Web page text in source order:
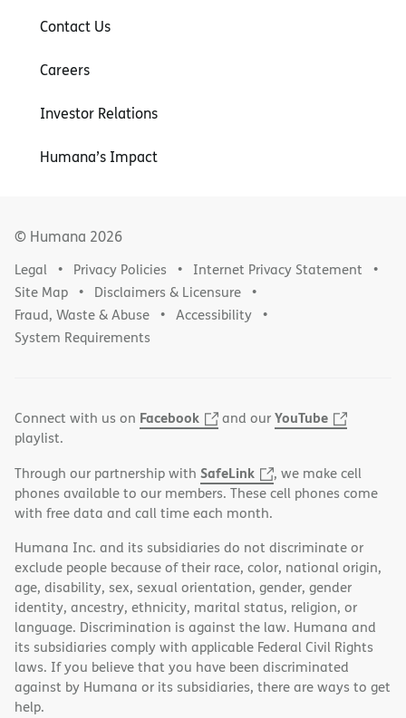
Contact Us
Careers
Investor Relations
Humana’s Impact
© Humana 2026
Legal Privacy Policies
Internet Privacy Statement
Site Map
Disclaimers & Licensure
Fraud, Waste & Abuse
Accessibility
System Requirements
Connect with us on Facebook and ourYouTube
playlist.
Through our partnership with SafeLink
, we make cell
phones available to our members. These cell phones come
with free data and call time each month.
Humana Inc. and its subsidiaries do not discriminate or
exclude people because of their race, color, national origin,
age, disability, sex, sexual orientation, gender, gender
identity, ancestry, ethnicity, marital status, religion, or
language. Discrimination is against the law. Humana and
its subsidiaries comply with applicable Federal Civil Rights
laws. If you believe that you have been discriminated
against by Humana or its subsidiaries, there are ways to get
help.